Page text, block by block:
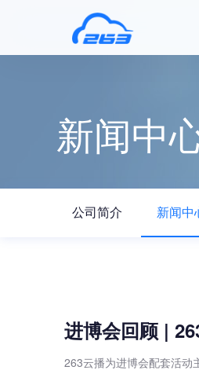
新闻中
公司简介 新闻中
进博会回顾 |
263云播为进博会配套活动